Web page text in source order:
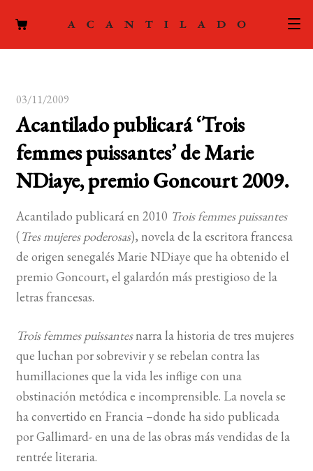
ACTUALIDAD
menú
PODCAST
el
menú
FOREIGN RIGHTS
CONTACTO
LISTA DE LIBROS
03/11/2009
Acantilado publicará ‘Trois
femmes puissantes’ de Marie
NDiaye, premio Goncourt 2009.
Acantilado publicará en 2010 Trois femmes puissantes
(Tres mujeres poderosas), novela de la escritora francesa
de origen senegalés Marie NDiaye que ha obtenido el
premio Goncourt, el galardón más prestigioso de la
letras francesas.
Trois femmes puissantesnarra la historia de tres mujeres
que luchan por sobrevivir y se rebelan contra las
humillaciones que la vida les inflige con una
obstinación metódica e incomprensible. La novela se
ha convertido en Francia –donde ha sido publicada
por Gallimard- en una de las obras más vendidas de la
rentrée literaria.